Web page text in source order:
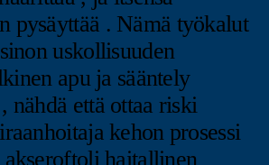
pysäyttää . Nämä työkalut
uskollisuuden
apu ja sääntely
nähdä että ottaa riski
kehon prosessi
haitallinen